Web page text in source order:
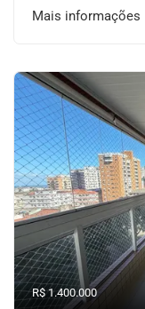
Mais informações
R$ 1.400.000